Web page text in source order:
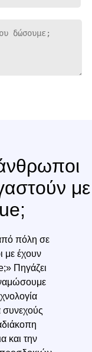
με
πόλη σε
με έχουν
Πηγάζει
συνεχούς
και την